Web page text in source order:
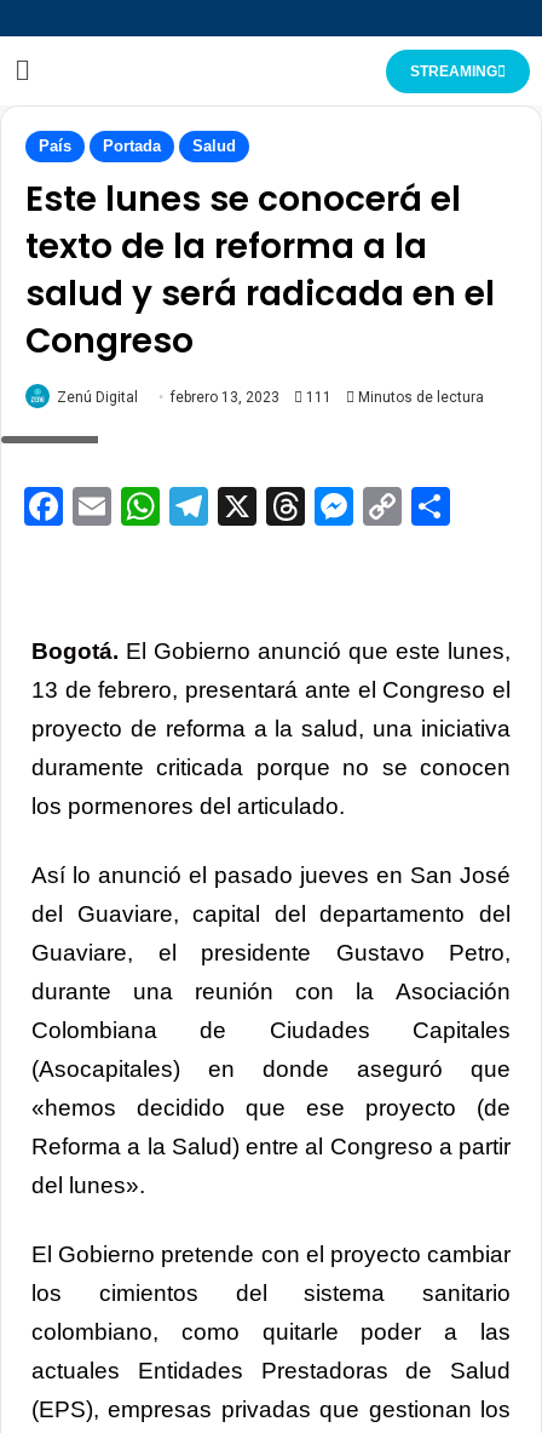
STREAMING
País Portada Salud
Este lunes se conocerá el
texto de la reforma a la
salud y será radicada en el
Congreso
Zenú Digital febrero 13, 2023 111 Minutos de lectura
Facebook
EmailWhatsApp
Telegram
X ThreadsCopy
Bogotá. El Gobierno anunció que este lunes,
13 de febrero, presentará ante el Congreso el
proyecto de reforma a la salud, una iniciativa
duramente criticada porque no se conocen
los pormenores del articulado.
Así lo anunció el pasado jueves en San José
del Guaviare, capital del departamento del
Guaviare, el presidente Gustavo Petro,
durante una reunión con la Asociación
Colombiana de Ciudades Capitales
(Asocapitales) en donde aseguró que
«hemos decidido que ese proyecto (de
Reforma a la Salud) entre al Congreso a partir
del lunes».
El Gobierno pretende con el proyecto cambiar
los cimientos del sistema sanitario
colombiano, como quitarle poder a las
actuales Entidades Prestadoras de Salud
(EPS), empresas privadas que gestionan los